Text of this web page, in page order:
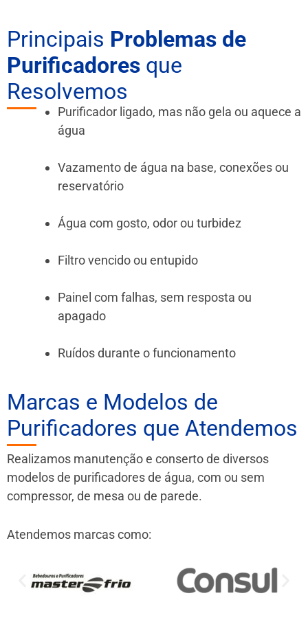
Principais Problemas de
Purificadores que
Resolvemos
Purificador ligado, mas não gela ou aquece a
água
Vazamento de água na base, conexões ou
reservatório
Água com gosto, odor ou turbidez
Filtro vencido ou entupido
Painel com falhas, sem resposta ou
apagado
Ruídos durante o funcionamento
Marcas e Modelos de
Purificadores que Atendemos
Realizamos manutenção e conserto de diversos
modelos de purificadores de água, com ou sem
compressor, de mesa ou de parede.
Atendemos marcas como: